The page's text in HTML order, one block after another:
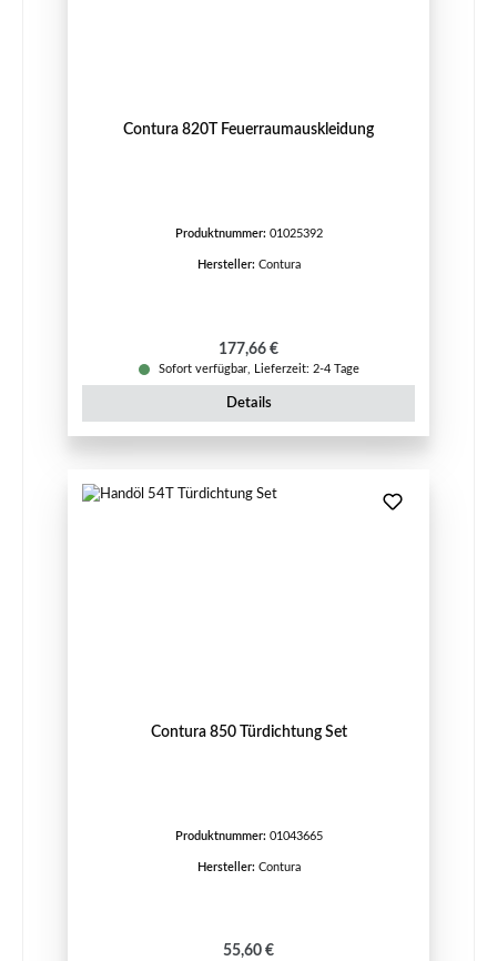
Contura 820T Feuerraumauskleidung
Produktnummer: 01025392
Hersteller: Contura
Regulärer Preis:
177,66 €
Sofort verfügbar, Lieferzeit: 2-4 Tage
Details
Contura 850 Türdichtung Set
Produktnummer: 01043665
Hersteller: Contura
Regulärer Preis:
55,60 €